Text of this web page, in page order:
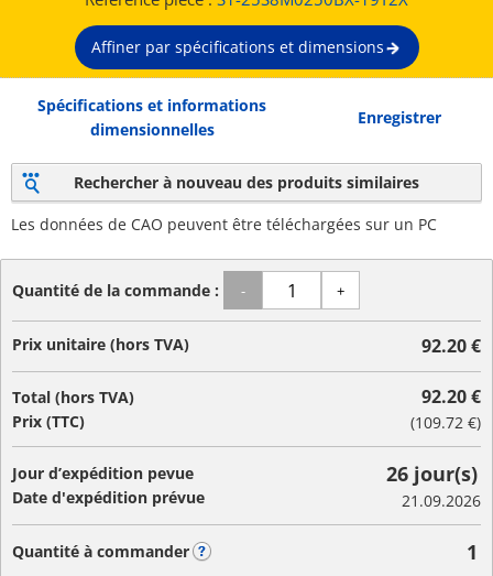
Affiner par spécifications et dimensions
Spécifications et informations
dimensionnelles
Enregistrer
Rechercher à nouveau des produits similaires
Les données de CAO peuvent être téléchargées sur un PC
Quantité de la commande : - +
Prix unitaire (hors TVA) 92.20 €
Total (hors TVA)
Prix (TTC)
92.20 €
(109.72 €)
Jour d’expédition pevue
Date d'expédition prévue
26 jour(s)
21.09.2026
Quantité à commander 1